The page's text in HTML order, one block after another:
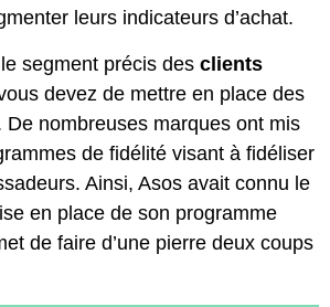
leurs indicateurs d’achat.
segment précis des clients
devez de mettre en place des
De nombreuses marques ont mis
de fidélité visant à fidéliser
Ainsi, Asos avait connu le
en place de son programme
de faire d’une pierre deux coups